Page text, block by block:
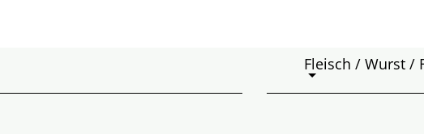
Fleisch / Wurst /